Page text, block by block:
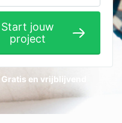
Start jouw
project
Gratis en vrijblijvend